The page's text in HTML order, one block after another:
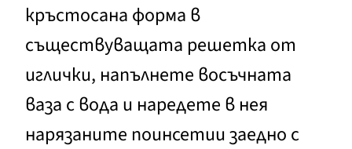
кръстосана форма в
съществуващата решетка от
иглички, напълнете восъчната
ваза с вода и наредете в нея
нарязаните поинсетии заедно с